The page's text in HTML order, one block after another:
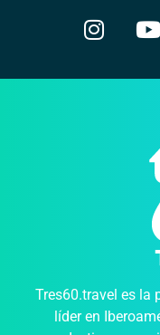
Tres60.travel es la
líder en